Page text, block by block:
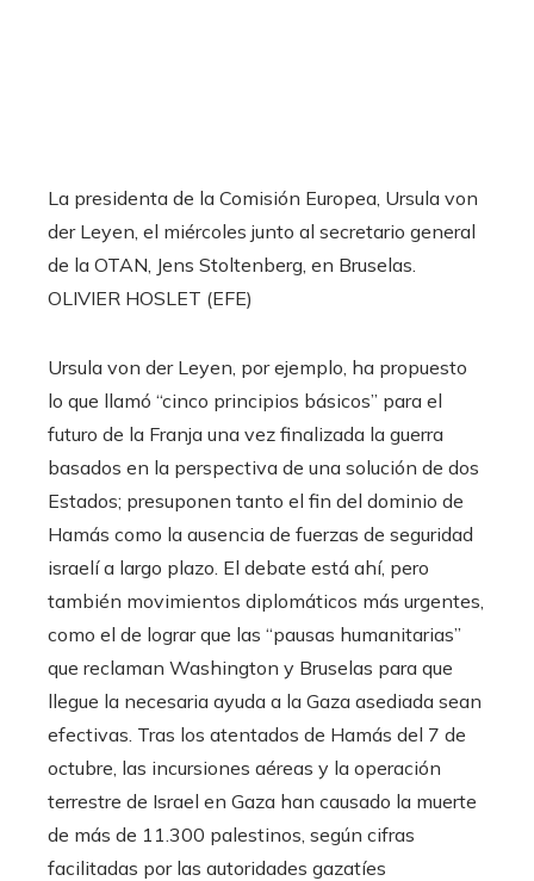
La presidenta de la Comisión Europea, Ursula von
der Leyen, el miércoles junto al secretario general
de la OTAN, Jens Stoltenberg, en Bruselas.
OLIVIER HOSLET (EFE)
Ursula von der Leyen, por ejemplo, ha propuesto
lo que llamó “cinco principios básicos” para el
futuro de la Franja una vez finalizada la guerra
basados en la perspectiva de una solución de dos
Estados; presuponen tanto el fin del dominio de
Hamás como la ausencia de fuerzas de seguridad
israelí a largo plazo. El debate está ahí, pero
también movimientos diplomáticos más urgentes,
como el de lograr que las “pausas humanitarias”
que reclaman Washington y Bruselas para que
llegue la necesaria ayuda a la Gaza asediada sean
efectivas. Tras los atentados de Hamás del 7 de
octubre, las incursiones aéreas y la operación
terrestre de Israel en Gaza han causado la muerte
de más de 11.300 palestinos, según cifras
facilitadas por las autoridades gazatíes